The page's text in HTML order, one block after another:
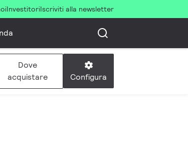
InvestitoriIscriviti alla newsletter
Dove
acquistare
Configura